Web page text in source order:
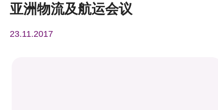
亚洲物流及航运会议
23.11.2017